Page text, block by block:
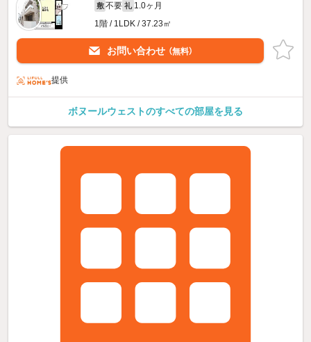
敷 不要 礼 1.0ヶ月
1階 / 1LDK / 37.23㎡
お問い合わせ （無料）
提供
ボヌールウェストのすべての部屋を見る